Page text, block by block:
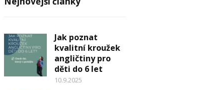
Jak poznat
kvalitní kroužek
angličtiny pro
děti do 6 let
10.9.2025